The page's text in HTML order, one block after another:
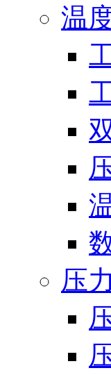
温
压